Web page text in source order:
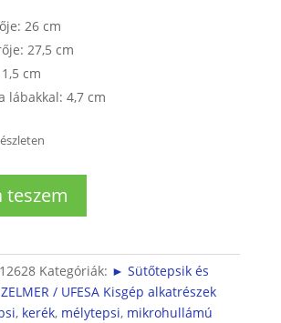
26 cm
27,5 cm
cm
lábakkal: 4,7 cm
teszem
Kategóriák: ► Sütőtepsik és
/ UFESA Kisgép alkatrészek
, kerék, mélytepsi, mikrohullámú